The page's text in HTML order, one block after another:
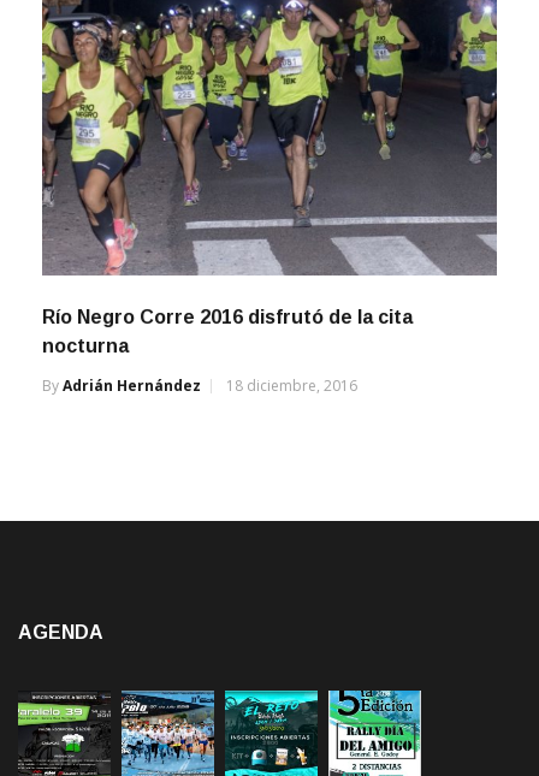
Río Negro Corre 2016 disfrutó de la cita
nocturna
ByAdrián Hernández 18 diciembre, 2016
AGENDA